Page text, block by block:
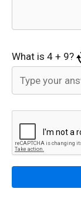
What is 4 + 9?